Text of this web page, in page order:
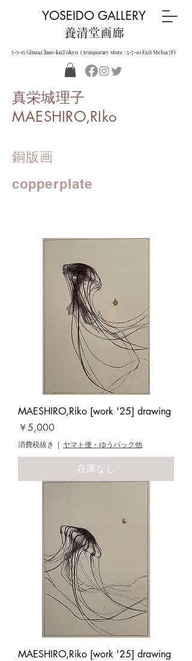
YOSEIDO GALLERY
養清堂画廊
5-5-15 Ginza,Chuo-ku,Tokyo ( temporary store : 5-7-10 Exit Melsa 7F)
真栄城理子
MAESHIRO,RIko
銅版画
copperplate
MAESHIRO,Riko [work '25] drawing
価格
￥5,000
消費税抜き | ヤマト便・ゆうパック他
在庫なし
MAESHIRO,Riko [work '25] drawing